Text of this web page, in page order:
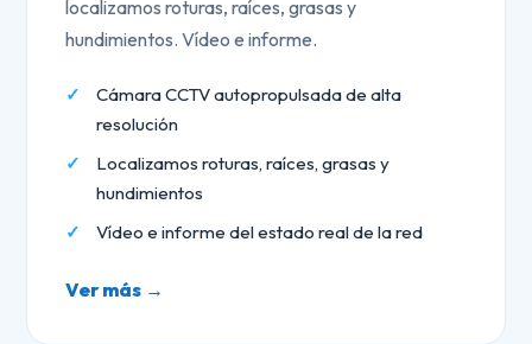
localizamos roturas, raíces, grasas y
hundimientos. Vídeo e informe.
Cámara CCTV autopropulsada de alta
resolución
Localizamos roturas, raíces, grasas y
hundimientos
Vídeo e informe del estado real de la red
Ver más →